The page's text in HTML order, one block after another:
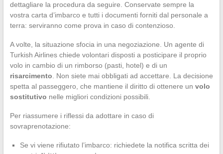
dettagliare la procedura da seguire. Conservate sempre la
vostra carta d’imbarco e tutti i documenti forniti dal personale a
terra: serviranno come prova in caso di contenzioso.
A volte, la situazione sfocia in una negoziazione. Un agente di
Turkish Airlines chiede volontari disposti a posticipare il proprio
volo in cambio di un rimborso (pasti, hotel) e di un
risarcimento . Non siete mai obbligati ad accettare. La decisione
spetta al passeggero, che mantiene il diritto di ottenere un volo
sostitutivo nelle migliori condizioni possibili.
Per riassumere i riflessi da adottare in caso di
sovraprenotazione:
Se vi viene rifiutato l’imbarco: richiedete la notifica scritta dei